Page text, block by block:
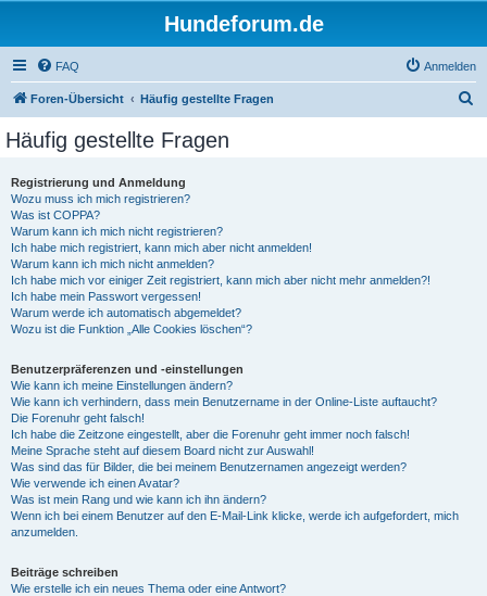
Hundeforum.de
FAQ Anmelden
Foren-Übersicht Häufig gestellte Fragen
Häufig gestellte Fragen
Registrierung und Anmeldung
Wozu muss ich mich registrieren?
Was ist COPPA?
Warum kann ich mich nicht registrieren?
Ich habe mich registriert, kann mich aber nicht anmelden!
Warum kann ich mich nicht anmelden?
Ich habe mich vor einiger Zeit registriert, kann mich aber nicht mehr anmelden?!
Ich habe mein Passwort vergessen!
Warum werde ich automatisch abgemeldet?
Wozu ist die Funktion „Alle Cookies löschen“?
Benutzerpräferenzen und -einstellungen
Wie kann ich meine Einstellungen ändern?
Wie kann ich verhindern, dass mein Benutzername in der Online-Liste auftaucht?
Die Forenuhr geht falsch!
Ich habe die Zeitzone eingestellt, aber die Forenuhr geht immer noch falsch!
Meine Sprache steht auf diesem Board nicht zur Auswahl!
Was sind das für Bilder, die bei meinem Benutzernamen angezeigt werden?
Wie verwende ich einen Avatar?
Was ist mein Rang und wie kann ich ihn ändern?
Wenn ich bei einem Benutzer auf den E-Mail-Link klicke, werde ich aufgefordert, mich
anzumelden.
Beiträge schreiben
Wie erstelle ich ein neues Thema oder eine Antwort?